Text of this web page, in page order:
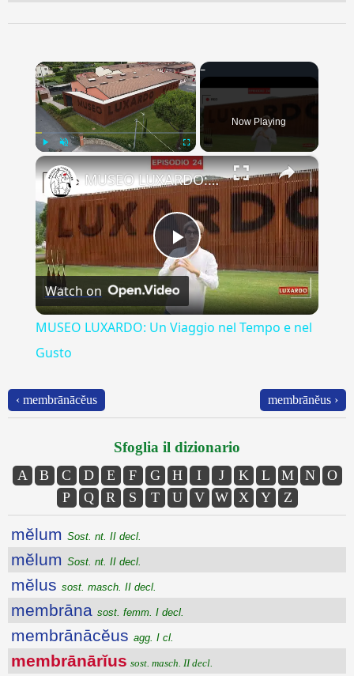
×
Fullscreen
Now Playing
×
Play
Video
MUSEO LUXARDO: Un Viaggio nel Tempo e nel Gusto
Watch on
MUSEO LUXARDO: Un Viaggio nel Tempo e nel
Gusto
‹ membrānācĕus membrānĕus ›
Sfoglia il dizionario
A B C D E F G H I J K L M N
O
P
Q R S T U V W X Y Z
mĕlum Sost. nt. II decl.
mĕlum Sost. nt. II decl.
mĕlus sost. masch. II decl.
membrāna sost. femm. I decl.
membrānācĕus agg. I cl.
membrānārĭus sost. masch. II decl.